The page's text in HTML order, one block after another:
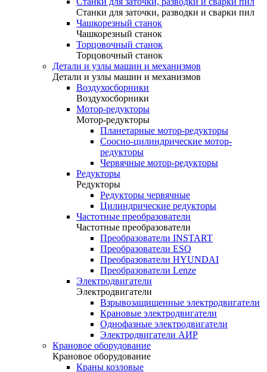
Станки для заточки, разводки и сварки пил
Чашкорезный станок
Чашкорезный станок
Торцовочный станок
Торцовочный станок
Детали и узлы машин и механизмов
Детали и узлы машин и механизмов
Воздухосборники
Воздухосборники
Мотор-редукторы
Мотор-редукторы
Планетарные мотор-редукторы
Соосно-цилиндрические мотор-
редукторы
Червячные мотор-редукторы
Редукторы
Редукторы
Редукторы червячные
Цилиндрические редукторы
Частотные преобразователи
Частотные преобразователи
Преобразователи INSTART
Преобразователи ESQ
Преобразователи HYUNDAI
Преобразователи Lenze
Электродвигатели
Электродвигатели
Взрывозащищенные электродвигатели
Крановые электродвигатели
Однофазные электродвигатели
Электродвигатели АИР
Крановое оборудование
Крановое оборудование
Краны козловые